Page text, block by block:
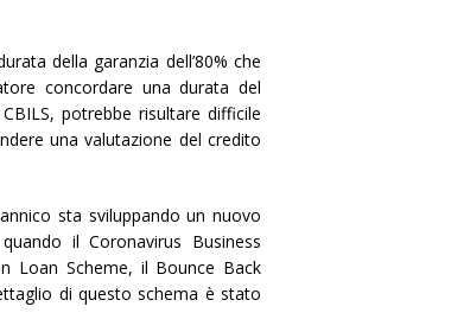
della garanzia dell’80% che
concordare una durata del
potrebbe risultare difficile
una valutazione del credito
sta sviluppando un nuovo
il Coronavirus Business
Loan Scheme, il Bounce Back
di questo schema è stato